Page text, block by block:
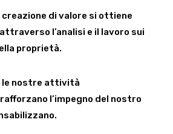
di valore si ottiene
l’analisi e il lavoro sui
proprietà.
nostre attività
l’impegno del nostro